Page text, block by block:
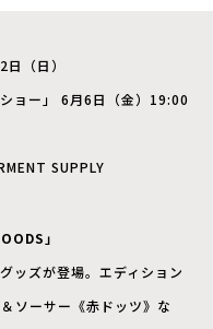
（日）
ョー」 6月6日（金）19:00
SUPPLY
」
ッズが登場。エディション
ソーサー《赤ドッツ》な